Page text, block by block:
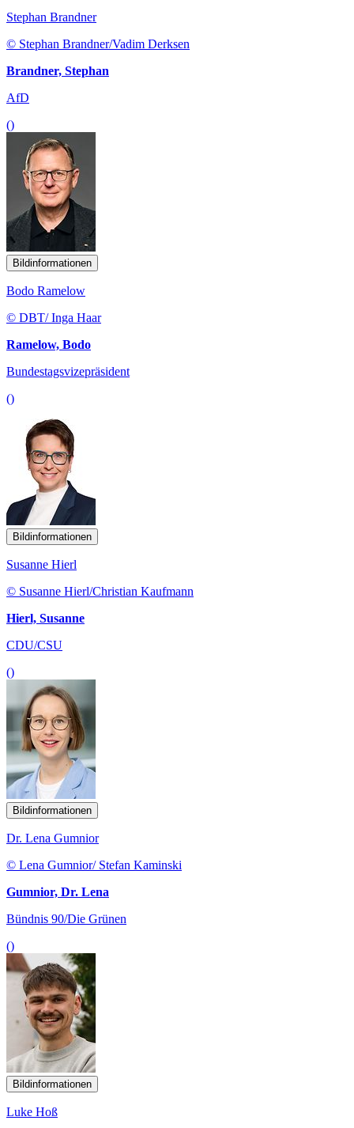
Stephan Brandner
© Stephan Brandner/Vadim Derksen
Brandner, Stephan
AfD
()
Bildinformationen
Bodo Ramelow
© DBT/ Inga Haar
Ramelow, Bodo
Bundestagsvizepräsident
()
Bildinformationen
Susanne Hierl
© Susanne Hierl/Christian Kaufmann
Hierl, Susanne
CDU/CSU
()
Bildinformationen
Dr. Lena Gumnior
© Lena Gumnior/ Stefan Kaminski
Gumnior, Dr. Lena
Bündnis 90/Die Grünen
()
Bildinformationen
Luke Hoß